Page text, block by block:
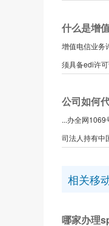
什么是增
增值电信业务
须具备edi许
公司如何
...办全网
司法人持有中
相关移
哪家办理